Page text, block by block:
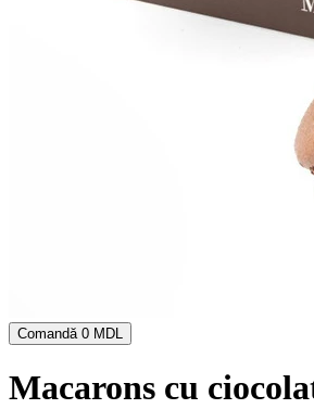
Comandă 0 MDL
Macarons cu